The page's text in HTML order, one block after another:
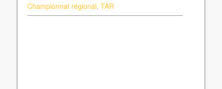
Championnat régional, TAR